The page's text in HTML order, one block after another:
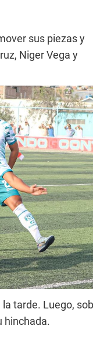
sus piezas y
Niger Vega y
tarde. Luego,
hinchada.